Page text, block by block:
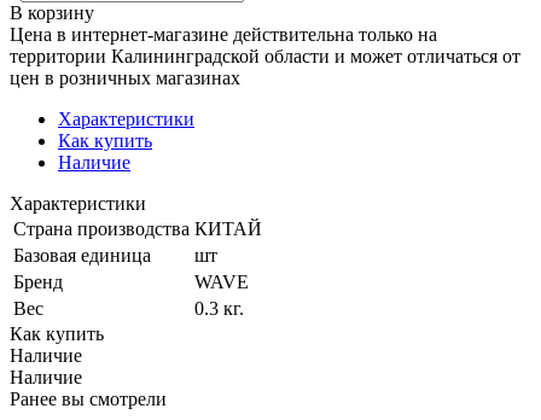
В корзину
Цена в интернет-магазине действительна только на
территории Калининградской области и может отличаться от
цен в розничных магазинах
Характеристики
Как купить
Наличие
Характеристики
Страна производства КИТАЙ
Базовая единица
шт
Бренд
WAVE
Вес
0.3 кг.
Как купить
Наличие
Наличие
Ранее вы смотрели